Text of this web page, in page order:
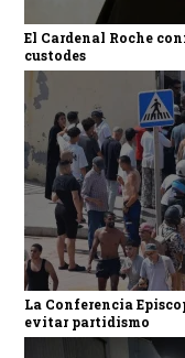
El Cardenal Roche
custodes
La Conferencia
evitar partidismo